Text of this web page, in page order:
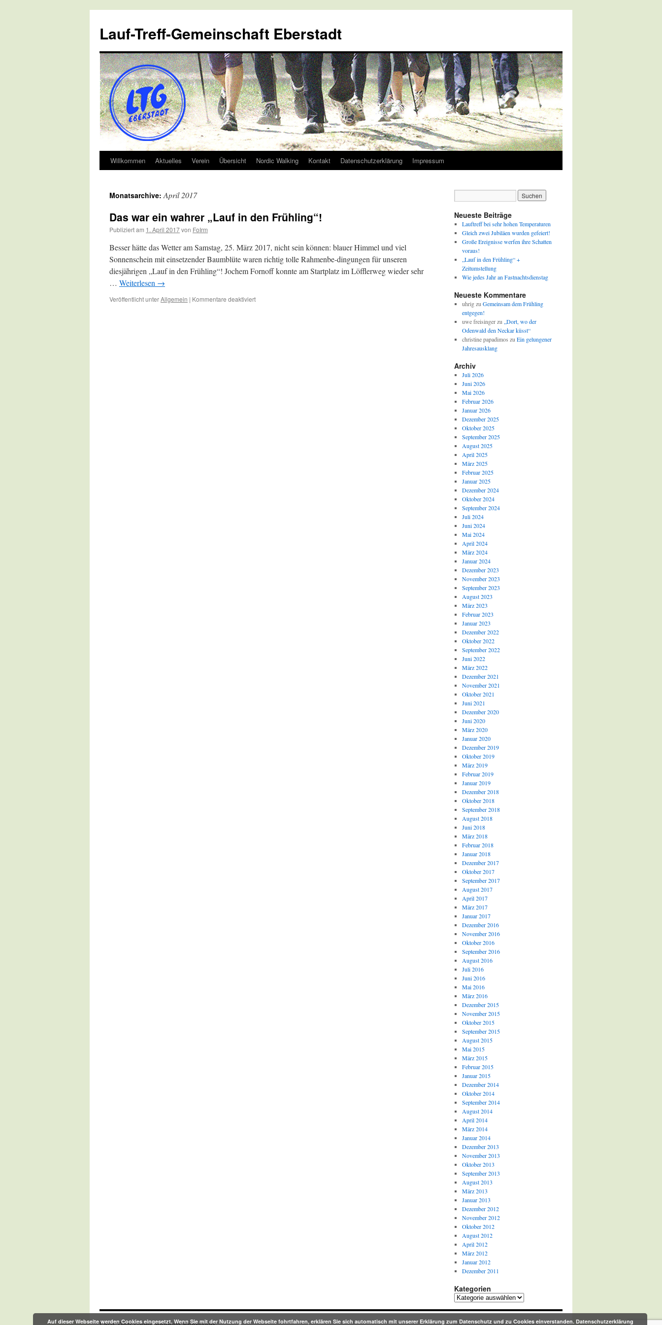
Lauf-Treff-Gemeinschaft Eberstadt
Zum
springen
Willkommen Aktuelles Verein Übersicht Nordic Walking Kontakt Datenschutzerklärung Impressum
Monatsarchive:April 2017
Das war ein wahrer „Lauf in den Frühling“!
Publiziert am 1. April 2017von FoIrm
Besser hätte das Wetter am Samstag, 25. März 2017, nicht sein können: blauer Himmel und viel
Sonnenschein mit einsetzender Baumblüte waren richtig tolle Rahmenbe-dingungen für unseren
diesjährigen „Lauf in den Frühling“! Jochem Fornoff konnte am Startplatz im Löfflerweg wieder sehr
… Weiterlesen →
Veröffentlicht unterAllgemein | Kommentare deaktiviertfür
Neueste Beiträge
Lauftreff bei sehr hohen Temperaturen
Gleich zwei Jubiläen wurden gefeiert!
Große Ereignisse werfen ihre Schatten
voraus!
„Lauf in den Frühling“ +
Zeitumstellung
Wie jedes Jahr an Fastnachtsdienstag
Neueste Kommentare
uhrigzu Gemeinsam dem Frühling
entgegen!
uwe freisingerzu „Dort, wo der
Odenwald den Neckar küsst“
christine papadimos zu Ein gelungener
Jahresausklang
Archiv
Juli 2026
Juni 2026
Mai 2026
Februar 2026
Januar 2026
Dezember 2025
Oktober 2025
September 2025
August 2025
April 2025
März 2025
Februar 2025
Januar 2025
Dezember 2024
Oktober 2024
September 2024
Juli 2024
Juni 2024
Mai 2024
April 2024
März 2024
Januar 2024
Dezember 2023
November 2023
September 2023
August 2023
März 2023
Februar 2023
Januar 2023
Dezember 2022
Oktober 2022
September 2022
Juni 2022
März 2022
Dezember 2021
November 2021
Oktober 2021
Juni 2021
Dezember 2020
Juni 2020
März 2020
Januar 2020
Dezember 2019
Oktober 2019
März 2019
Februar 2019
Januar 2019
Dezember 2018
Oktober 2018
September 2018
August 2018
Juni 2018
März 2018
Februar 2018
Januar 2018
Dezember 2017
Oktober 2017
September 2017
August 2017
April 2017
März 2017
Januar 2017
Dezember 2016
November 2016
Oktober 2016
September 2016
August 2016
Juli 2016
Juni 2016
Mai 2016
März 2016
Dezember 2015
November 2015
Oktober 2015
September 2015
August 2015
Mai 2015
März 2015
Februar 2015
Januar 2015
Dezember 2014
Oktober 2014
September 2014
August 2014
April 2014
März 2014
Januar 2014
Dezember 2013
November 2013
Oktober 2013
September 2013
August 2013
März 2013
Januar 2013
Dezember 2012
November 2012
Oktober 2012
August 2012
April 2012
März 2012
Januar 2012
Dezember 2011
Kategorien
Kategorien
Auf dieser Webseite werden Cookies eingesetzt. Wenn Sie mit der Nutzung der Webseite fohrtfahren, erklären Sie sich automatisch mit unserer Erklärung zum Datenschutz und zu Cookies einverstanden. Datenschutzerklärung